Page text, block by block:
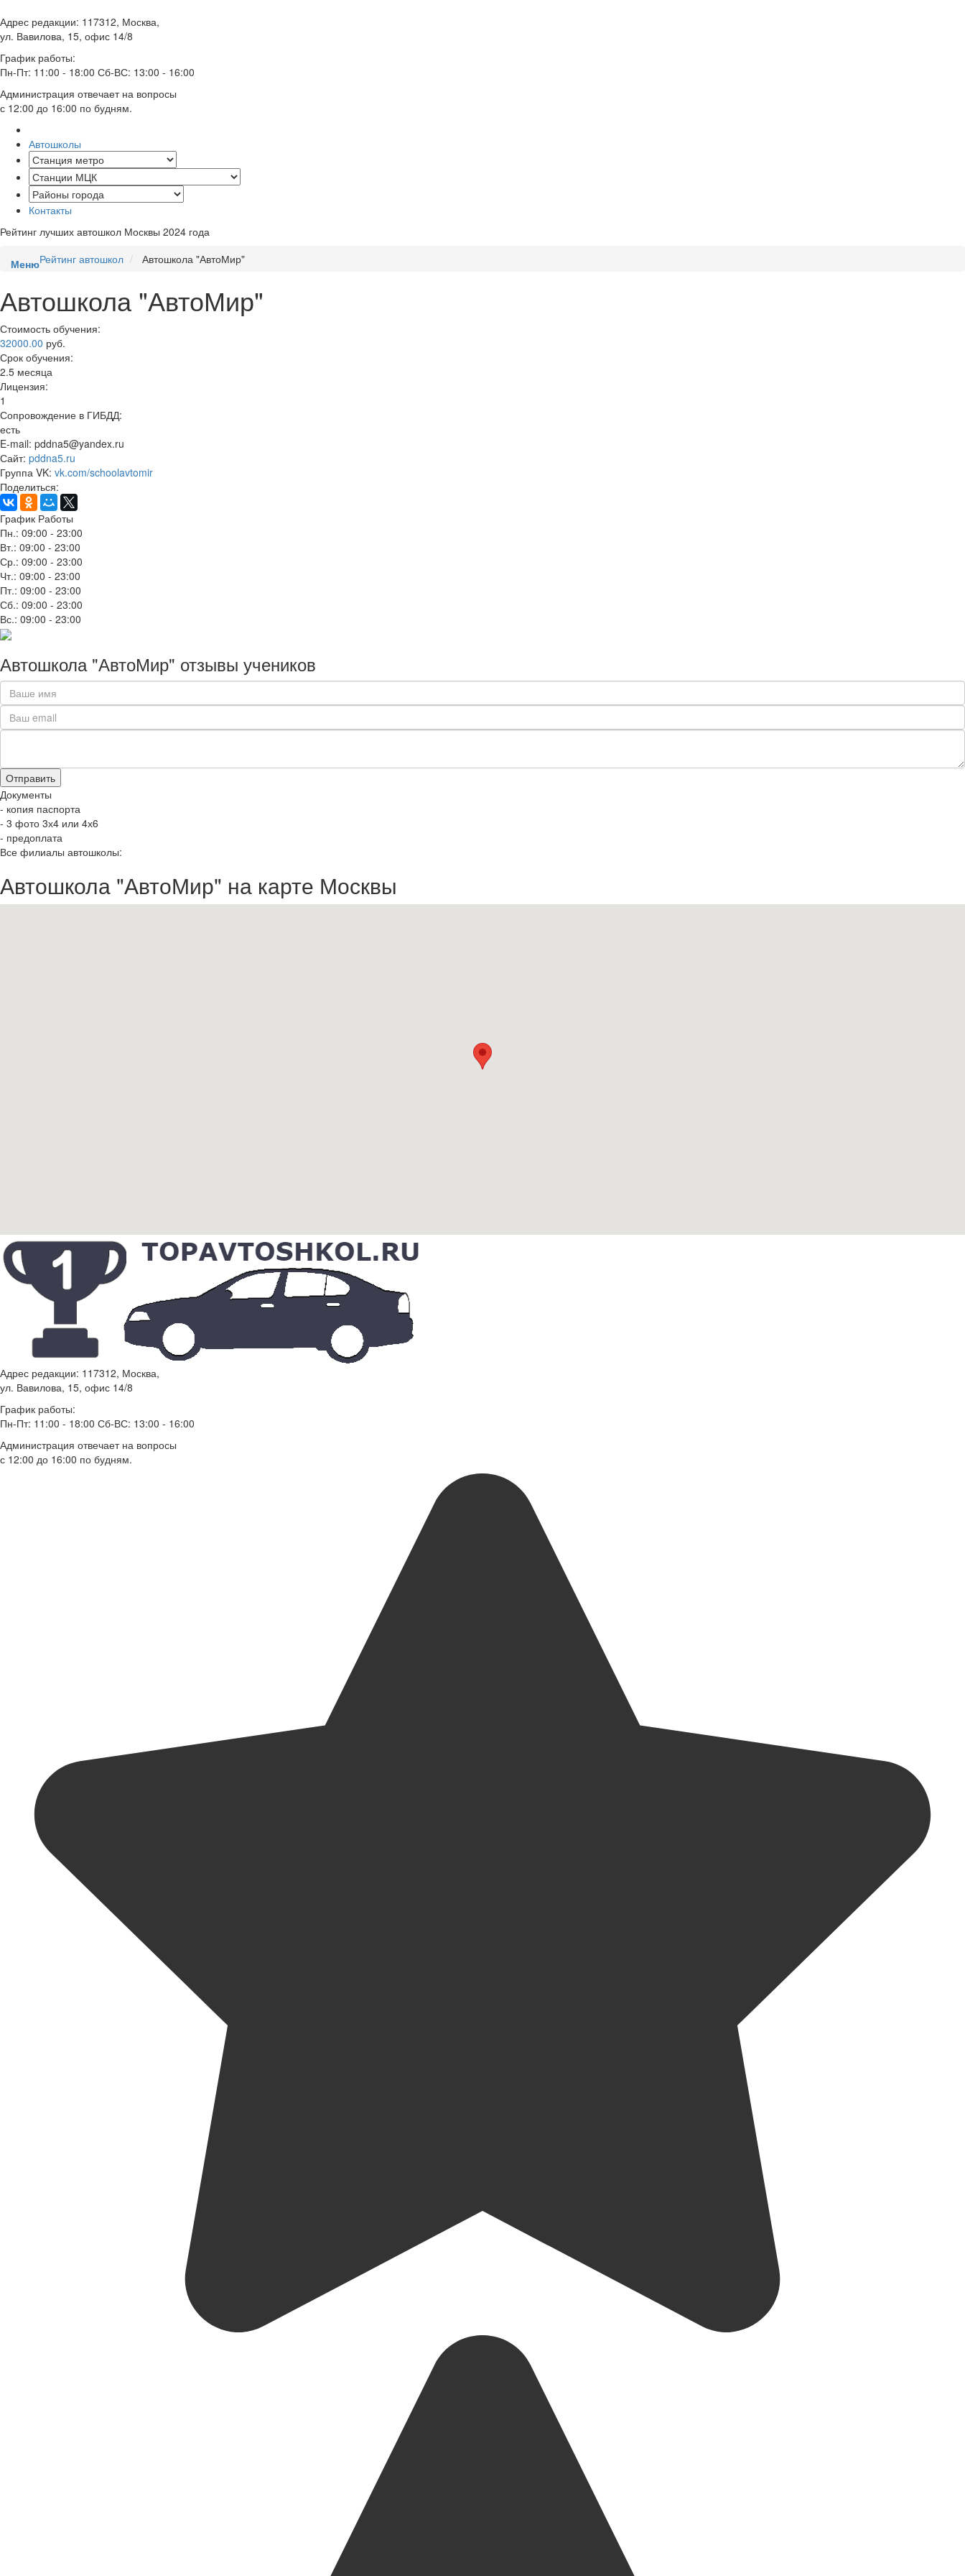
Адрес редакции: 117312, Москва,
ул. Вавилова, 15, офис 14/8
График работы:
Пн-Пт: 11:00 - 18:00 Сб-ВС: 13:00 - 16:00
Администрация отвечает на вопросы
с 12:00 до 16:00 по будням.
Автошколы
Контакты
Рейтинг лучших автошкол Москвы 2024 года
МенюРейтинг автошкол Автошкола "АвтоМир"
Автошкола "АвтоМир"
Стоимость обучения:
32000.00 руб.
Срок обучения:
2.5 месяца
Лицензия:
1
Сопровождение в ГИБДД:
есть
E-mail: pddna5@yandex.ru
Сайт: pddna5.ru
Группа VK: vk.com/schoolavtomir
Поделиться:
График Работы
Пн.: 09:00 - 23:00
Вт.: 09:00 - 23:00
Ср.: 09:00 - 23:00
Чт.: 09:00 - 23:00
Пт.: 09:00 - 23:00
Сб.: 09:00 - 23:00
Вс.: 09:00 - 23:00
Автошкола "АвтоМир" отзывы учеников
Отправить
Документы
- копия паспорта
- 3 фото 3х4 или 4х6
- предоплата
Все филиалы автошколы:
Автошкола "АвтоМир" на карте Москвы
Адрес редакции: 117312, Москва,
ул. Вавилова, 15, офис 14/8
График работы:
Пн-Пт: 11:00 - 18:00 Сб-ВС: 13:00 - 16:00
Администрация отвечает на вопросы
с 12:00 до 16:00 по будням.